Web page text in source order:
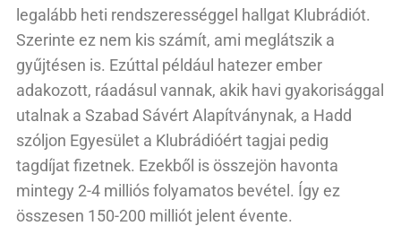
legalább heti rendszerességgel hallgat Klubrádiót.
Szerinte ez nem kis számít, ami meglátszik a
gyűjtésen is. Ezúttal például hatezer ember
adakozott, ráadásul vannak, akik havi gyakorisággal
utalnak a Szabad Sávért Alapítványnak, a Hadd
szóljon Egyesület a Klubrádióért tagjai pedig
tagdíjat fizetnek. Ezekből is összejön havonta
mintegy 2-4 milliós folyamatos bevétel. Így ez
összesen 150-200 milliót jelent évente.